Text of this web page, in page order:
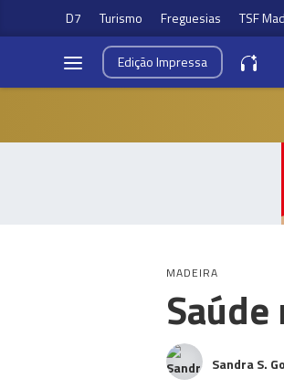
D7 Turismo Freguesias TSF
EdiçãoImpressa
MADEIRA
Sandra S.